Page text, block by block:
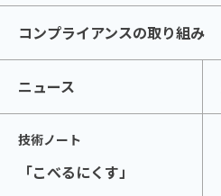
コンプライアンスの取り組み
ニュース
技術ノート
「こべるにくす」